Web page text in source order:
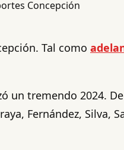
Tal como
un tremendo 2024.
Fernández, Silva,